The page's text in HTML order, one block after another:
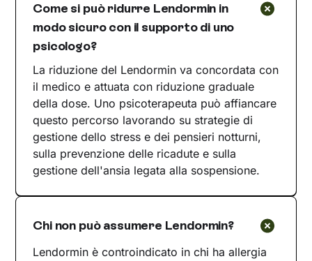
Come si può ridurre Lendormin in
modo sicuro con il supporto di uno
psicologo?
La riduzione del Lendormin va concordata con
il medico e attuata con riduzione graduale
della dose. Uno psicoterapeuta può affiancare
questo percorso lavorando su strategie di
gestione dello stress e dei pensieri notturni,
sulla prevenzione delle ricadute e sulla
gestione dell'ansia legata alla sospensione.
Chi non può assumere Lendormin?
Lendormin è controindicato in chi ha allergia